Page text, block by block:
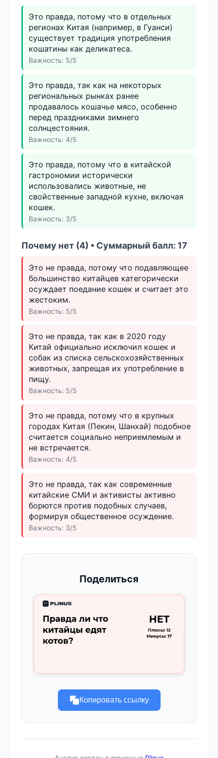
Это правда, потому что в отдельных
регионах Китая (например, в Гуанси)
существует традиция употребления
кошатины как деликатеса.
Важность: 5/5
Это правда, так как на некоторых
региональных рынках ранее
продавалось кошачье мясо, особенно
перед праздниками зимнего
солнцестояния.
Важность: 4/5
Это правда, потому что в китайской
гастрономии исторически
использовались животные, не
свойственные западной кухне, включая
кошек.
Важность: 3/5
Почему нет (4) • Суммарный балл: 17
Это не правда, потому что подавляющее
большинство китайцев категорически
осуждает поедание кошек и считает это
жестоким.
Важность: 5/5
Это не правда, так как в 2020 году
Китай официально исключил кошек и
собак из списка сельскохозяйственных
животных, запрещая их употребление в
пищу.
Важность: 5/5
Это не правда, потому что в крупных
городах Китая (Пекин, Шанхай) подобное
считается социально неприемлемым и
не встречается.
Важность: 4/5
Это не правда, так как современные
китайские СМИ и активисты активно
борются против подобных случаев,
формируя общественное осуждение.
Важность: 3/5
Поделиться
Копировать ссылку